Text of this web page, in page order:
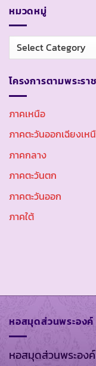
หมวดหมู่
หมวด
หมู่
โครงการตามพระร
ภาคเหนือ
ภาคตะวันออกเฉียงเห
ภาคกลาง
ภาคตะวันตก
ภาคตะวันออก
ภาคใต้
หอสมุดส่วนพระองค์
หอสมุดส่วนพระองค์